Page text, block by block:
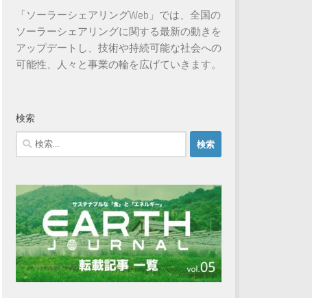
「ソーラーシェアリングWeb」では、全国の
ソーラーシェアリングに関する最新の動きを
アップデートし、技術や持続可能な社会への
可能性、人々と事業の輪を広げていきます。
検索
検
索: